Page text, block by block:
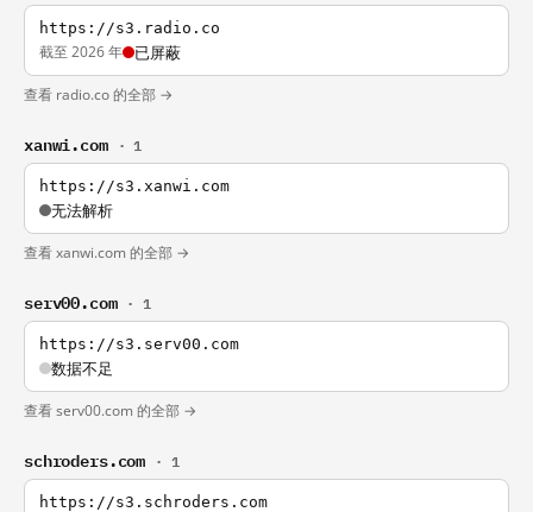
https://s3.radio.co
截至 2026 年 已屏蔽
查看 radio.co 的全部 →
xanwi.com · 1
https://s3.xanwi.com
无法解析
查看 xanwi.com 的全部 →
serv00.com · 1
https://s3.serv00.com
数据不足
查看 serv00.com 的全部 →
schroders.com · 1
https://s3.schroders.com